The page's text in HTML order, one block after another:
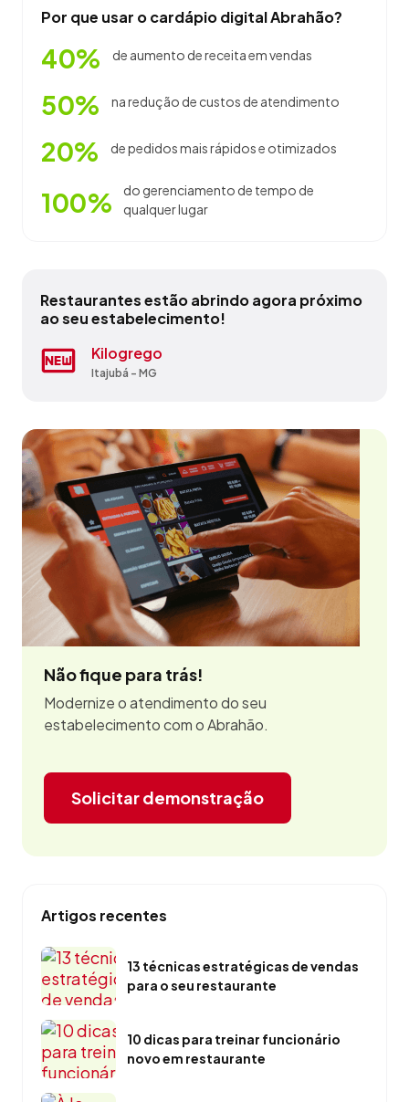
Por que usar o cardápio digital Abrahão?
40% de aumento de receita em vendas
50% na redução de custos de atendimento
20% de pedidos mais rápidos e otimizados
100%
do gerenciamento de tempo de
qualquer lugar
Restaurantes estão abrindo agora próximo
ao seu estabelecimento!
4 Estações Grill
Itabirito - MG
Kilogrego
Itajubá - MG
Nat Vida Acai
Padre Paraíso - MG
Nyx
Belo Horizonte - MG
Quitandas Bar
Morro da Garça - MG
Restaurante E Buffet Casa Grande
Itajubá - MG
Restaurante Sem Nome
Itajubá - MG
Saboreando
Belo Horizonte - MG
Toca Do Caboclo Restaurante
Itajubá - MG
Xandi Restaurante
Itajubá - MG
Não fique para trás!
Modernize o atendimento do seu
estabelecimento com o Abrahão.
Solicitar demonstração
Artigos recentes
13 técnicas estratégicas de vendas
para o seu restaurante
10 dicas para treinar funcionário
novo em restaurante